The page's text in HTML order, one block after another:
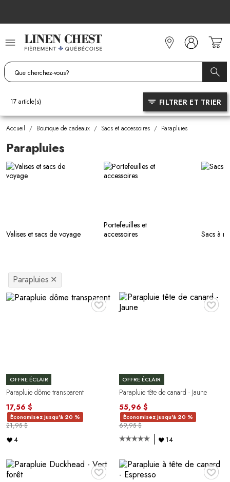
contenu
Accueil / Boutique de cadeaux / Sacs et accessoires / Parapluies
Parapluies
Valises et sacs de voyage
Portefeuilles et
accessoires
Sacs à
17 article(s) FILTRER ET TRIER
Parapluies ✕
♥
OFFRE ÉCLAIR
Parapluie dôme transparent
17,56 $
Économisez jusqu'à 20 %
21,95 $
4
♥
OFFRE ÉCLAIR
Parapluie tête de canard - Jaune
55,96 $
Économisez jusqu'à 20 %
69,95 $
14
♥ ♥